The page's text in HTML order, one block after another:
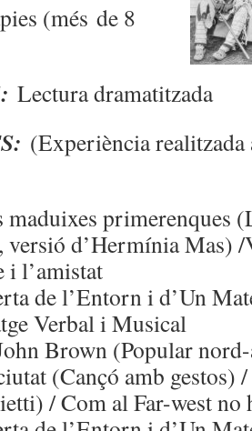
(més de 8
Lectura dramatitzada
(Experiència realitzada
maduixes primerenques
versió d’Hermínia Mas)
i l’amistat
de l’Entorn i d’Un
Verbal i Musical
Brown (Popular
(Cançó amb gestos)
/ Com al Far-west